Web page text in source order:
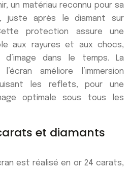
un matériau reconnu pour sa
juste après le diamant sur
protection assure une
aux rayures et aux chocs,
dans le temps. La
améliore l’immersion
les reflets, pour une
optimale sous tous les
et diamants
est réalisé en or 24 carats,